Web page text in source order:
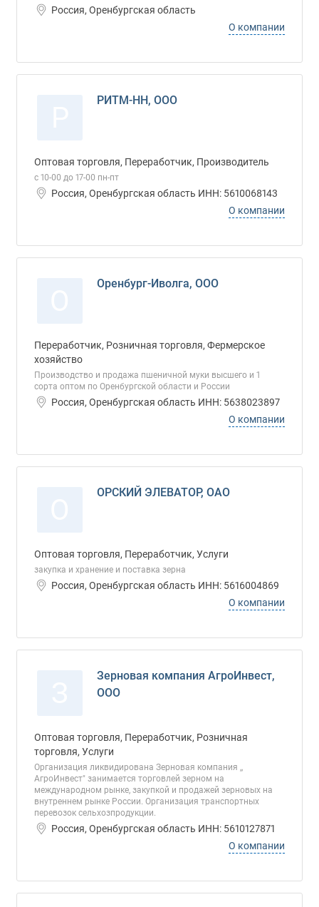
Россия, Оренбургская область
О компании
РИТМ-НН, ООО
Оптовая торговля, Переработчик, Производитель
с 10-00 до 17-00 пн-пт
Россия, Оренбургская область ИНН: 5610068143
О компании
Оренбург-Иволга, ООО
Переработчик, Розничная торговля, Фермерское
хозяйство
Производство и продажа пшеничной муки высшего и 1
сорта оптом по Оренбургской области и России
Россия, Оренбургская область ИНН: 5638023897
О компании
ОРСКИЙ ЭЛЕВАТОР, ОАО
Оптовая торговля, Переработчик, Услуги
закупка и хранение и поставка зерна
Россия, Оренбургская область ИНН: 5616004869
О компании
Зерновая компания АгроИнвест,
ООО
Оптовая торговля, Переработчик, Розничная
торговля, Услуги
Организация ликвидирована Зерновая компания ,,
АгроИнвест" занимается торговлей зерном на
международном рынке, закупкой и продажей зерновых на
внутреннем рынке России. Организация транспортных
перевозок сельхозпродукции.
Россия, Оренбургская область ИНН: 5610127871
О компании